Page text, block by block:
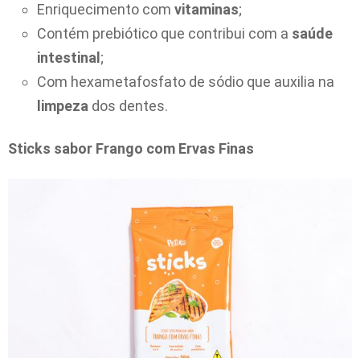
Enriquecimento com vitaminas;
Contém prebiótico que contribui com a saúde
intestinal ;
Com hexametafosfato de sódio que auxilia na
limpeza dos dentes.
Sticks sabor Frango com Ervas Finas